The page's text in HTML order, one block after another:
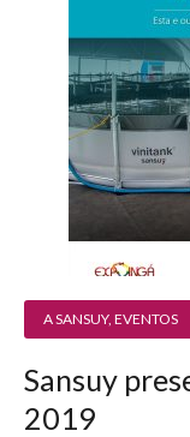
A SANSUY, EVENTOS
Sansuy
2019